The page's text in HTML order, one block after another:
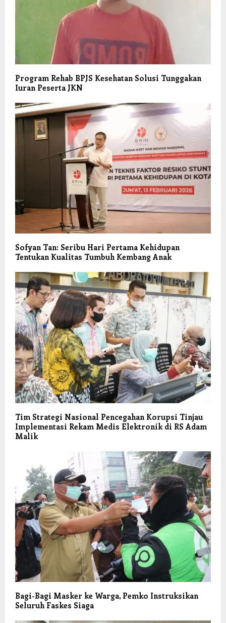
Program Rehab BPJS Kesehatan Solusi Tunggakan
Iuran Peserta JKN
Sofyan Tan: Seribu Hari Pertama Kehidupan
Tentukan Kualitas Tumbuh Kembang Anak
Tim Strategi Nasional Pencegahan Korupsi Tinjau
Implementasi Rekam Medis Elektronik di RS Adam
Malik
Bagi-Bagi Masker ke Warga, Pemko Instruksikan
Seluruh Faskes Siaga